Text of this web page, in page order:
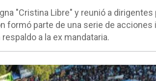
"Cristina Libre" y reunió a
formó parte de una serie de acciones
a la ex mandataria.